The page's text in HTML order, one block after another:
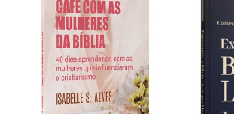
para
Estudo
da
Mulher
para
o
Estudo
da
Mulher
|
o
da